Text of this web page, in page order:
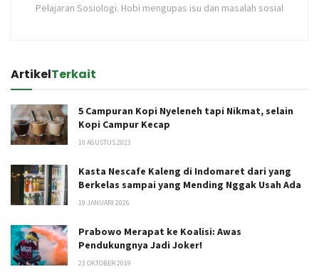
Pelajaran Sosiologi. Hobi mengupas isu dan masalah sosial
ArtikelTerkait
5 Campuran Kopi Nyeleneh tapi Nikmat, selain
Kopi Campur Kecap
10 AGUSTUS 2023
Kasta Nescafe Kaleng di Indomaret dari yang
Berkelas sampai yang Mending Nggak Usah Ada
19 JANUARI 2026
Prabowo Merapat ke Koalisi: Awas
Pendukungnya Jadi Joker!
23 OKTOBER 2019